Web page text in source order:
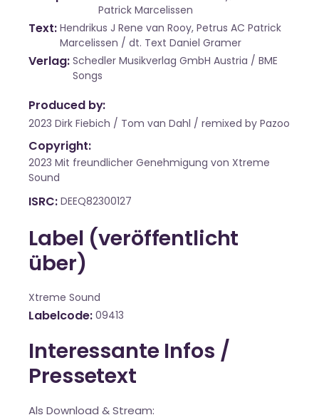
Patrick Marcelissen
Text Hendrikus J Rene van Rooy, Petrus AC Patrick
Marcelissen / dt. Text Daniel Gramer
Verlag Schedler Musikverlag GmbH Austria / BME
Songs
Produced by:
2023 Dirk Fiebich / Tom van Dahl / remixed by Pazoo
Copyright:
2023 Mit freundlicher Genehmigung von Xtreme
Sound
ISRC DEEQ82300127
Label (veröffentlicht
über)
Xtreme Sound
Labelcode 09413
Interessante Infos /
Pressetext
Als Download & Stream: